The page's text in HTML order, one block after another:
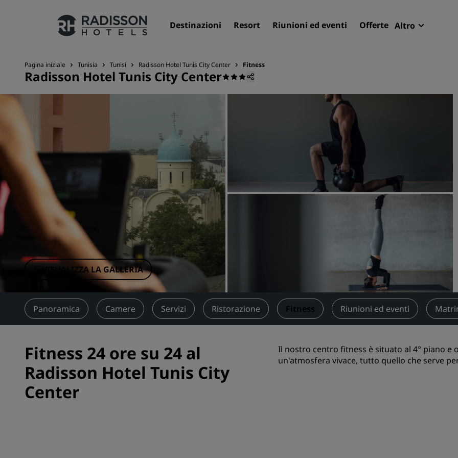
Destinazioni Resort Riunioni ed eventi Offerte Altro
I nostri Marchi
Marchi affiliati in Cina
Resort
Residence
Hotel aeroportuali
Hotel nuovi e di prossima
apertura
Meeting ed eventi
Scopri Radisson Meetings
Prenota uno spazio per
Richiedi un preventivo
Destinazioni per eventi
Soluzioni di settore
Cerca voli
Ristorazione
Pagina iniziale Tunisia Tunisi Radisson Hotel Tunis City Center Fitness
Radisson Hotel Tunis City Center
VISUALIZZA LA GALLERIA
Panoramica Camere Servizi Ristorazione Fitness Riunioni ed eventi
Fitness 24 ore su 24 al
Radisson Hotel Tunis City
Center
Il nostro centro fitness è situato al 4° piano
un'atmosfera vivace, tutto quello che serve